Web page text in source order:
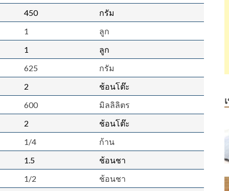
450
กรัม
1
ลูก
1
ลูก
625
กรัม
2
ช้อนโต๊ะ
600
มิลลิลิตร
2
ช้อนโต๊ะ
1/4
ก้าน
1.5
ช้อนชา
1/2
ช้อนชา